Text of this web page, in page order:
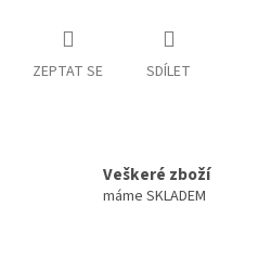
ZEPTAT SE SDÍLET
Veškeré zboží
máme SKLADEM